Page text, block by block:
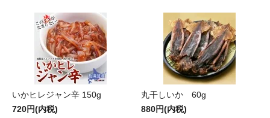
いかヒレジャン辛 150g
720円(内税)
丸干しいか 60g
880円(内税)